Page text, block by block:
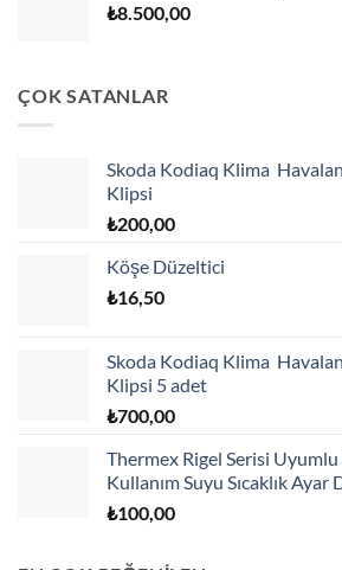
₺8.500,00
ÇOK SATANLAR
Skoda Kodiaq Klima
Klipsi
₺200,00
Köşe Düzeltici
₺16,50
Skoda Kodiaq Klima
Klipsi 5 adet
₺700,00
Thermex Rigel Serisi
Kullanım Suyu Sıcaklık Ayar
₺100,00